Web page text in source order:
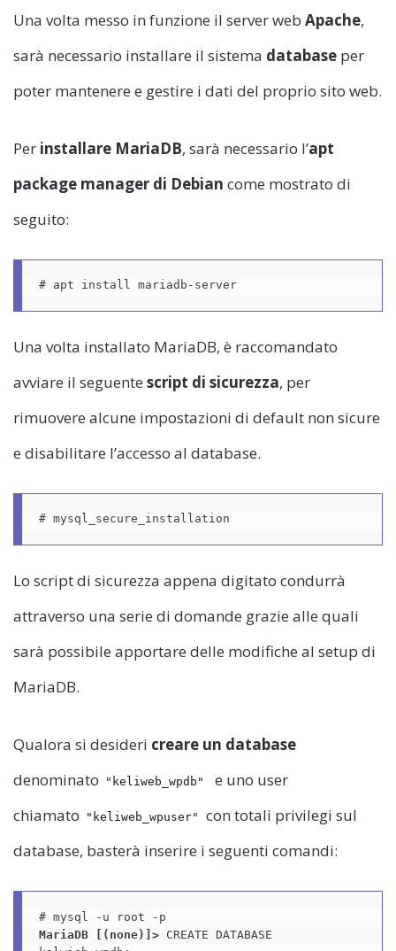
Una volta messo in funzione il server web Apache,
sarà necessario installare il sistema database per
poter mantenere e gestire i dati del proprio sito web.
Per installare MariaDB, sarà necessario l’apt
package manager di Debian come mostrato di
seguito:
# apt install mariadb-server
Una volta installato MariaDB, è raccomandato
avviare il seguente script di sicurezza, per
rimuovere alcune impostazioni di default non sicure
e disabilitare l’accesso al database.
# mysql_secure_installation
Lo script di sicurezza appena digitato condurrà
attraverso una serie di domande grazie alle quali
sarà possibile apportare delle modifiche al setup di
MariaDB.
Qualora si desideri creare un database
denominato
"keliweb_wpdb"
e uno user
chiamato
"keliweb_wpuser"
con totali privilegi sul
database, basterà inserire i seguenti comandi:
MariaDB [(none)]> CREATE DATABASE